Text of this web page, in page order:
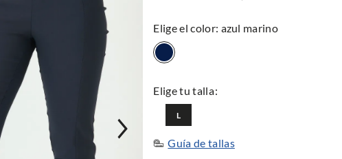
: azul marino
L
Guía de tallas